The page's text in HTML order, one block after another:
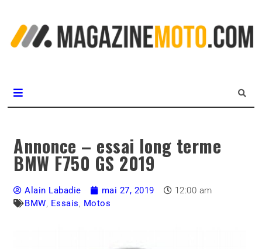
Annonce – essai long terme
BMW F750 GS 2019
Alain Labadie mai 27, 2019
12:00 am
BMW, Essais, Motos